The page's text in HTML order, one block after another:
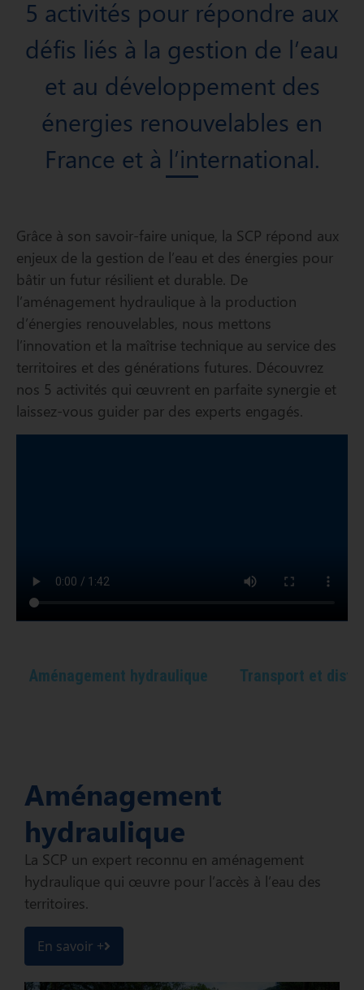
5 activités pour répondre aux
défis liés à la gestion de l’eau
et au développement des
énergies renouvelables en
France et à l’international.
Grâce à son savoir-faire unique, la SCP répond aux
enjeux de la gestion de l’eau et des énergies pour
bâtir un futur résilient et durable. De
l’aménagement hydraulique à la production
d’énergies renouvelables, nous mettons
l’innovation et la maîtrise technique au service des
territoires et des générations futures. Découvrez
nos 5 activités qui œuvrent en parfaite synergie et
laissez-vous guider par des experts engagés.
Aménagement hydraulique Transport et
Aménagement
hydraulique
La SCP un expert reconnu en aménagement
hydraulique qui œuvre pour l’accès à l’eau des
territoires.
En savoir +